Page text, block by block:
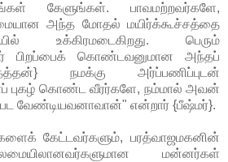
கேளுங்கள். பாவமற்றவர்களே,
அந்த மோதல் மயிர்க்கூச்சத்தை
உக்கிரமடைகிறது. பெரும்
பிறப்பைக் கொண்டவனுமான அந்தப்
நமக்கு அர்ப்பணிப்புடன்
புகழ் கொண்ட வீரர்களே, நம்மால் அவன்
வேண்டியவனாவான்" என்றார் {பீஷ்மர்}.
கேட்டவர்களும், பரத்வாஜமகனின்
மன்னர்கள்